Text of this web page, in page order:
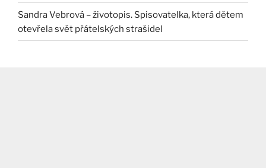
Sandra Vebrová – životopis. Spisovatelka, která dětem
otevřela svět přátelských strašidel